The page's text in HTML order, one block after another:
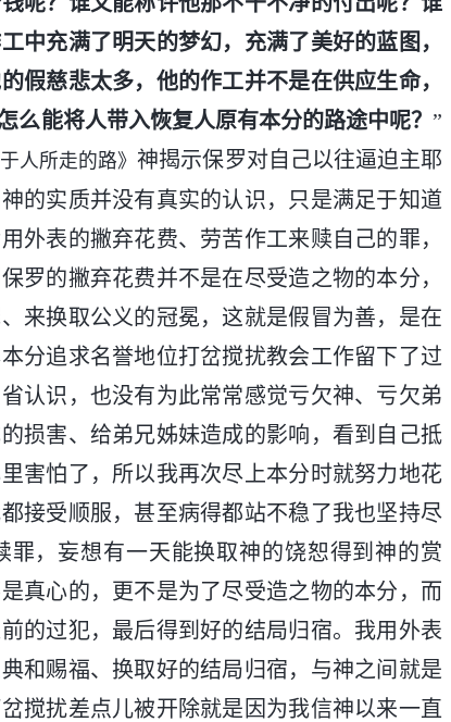
中充满了明天的梦幻，充满了美好的蓝图，
假慈悲太多，他的作工并不是在供应生命，
么能将人带入恢复人原有本分的路途中呢？ ”
人所走的路》 神揭示保罗对自己以往逼迫主耶
的实质并没有真实的认识，只是满足于知道
外表的撇弃花费、劳苦作工来赎自己的罪，
罗的撇弃花费并不是在尽受造之物的本分，
来换取公义的冠冕，这就是假冒为善，是在
分追求名誉地位打岔搅扰教会工作留下了过
认识，也没有为此常常感觉亏欠神、亏欠弟
损害、给弟兄姊妹造成的影响，看到自己抵
害怕了，所以我再次尽上本分时就努力地花
接受顺服，甚至病得都站不稳了我也坚持尽
，妄想有一天能换取神的饶恕得到神的赏
真心的，更不是为了尽受造之物的本分，而
的过犯，最后得到好的结局归宿。我用外表
和赐福、换取好的结局归宿，与神之间就是
搅扰差点儿被开除就是因为我信神以来一直